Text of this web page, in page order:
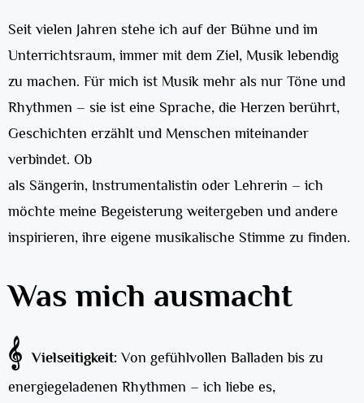
Seit vielen Jahren stehe ich auf der Bühne und im
Unterrichtsraum, immer mit dem Ziel, Musik lebendig
zu machen. Für mich ist Musik mehr als nur Töne und
Rhythmen – sie ist eine Sprache, die Herzen berührt,
Geschichten erzählt und Menschen miteinander
verbindet. Ob
als Sängerin, Instrumentalistin oder Lehrerin – ich
möchte meine Begeisterung weitergeben und andere
inspirieren, ihre eigene musikalische Stimme zu finden.
Was mich ausmacht
𝄞Vielseitigkeit: Von gefühlvollen Balladen bis zu
energiegeladenen Rhythmen – ich liebe es,